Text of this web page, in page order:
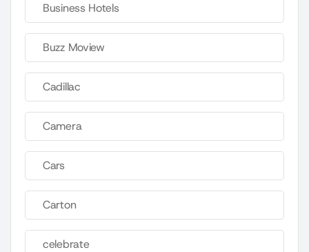
Business Hotels
Buzz Moview
Cadillac
Camera
Cars
Carton
celebrate